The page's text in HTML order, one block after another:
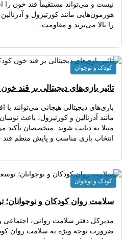
نیست و می‌تواند مستقیماً قند خون
هورمون‌هایی مانند کورتیزول و
را بالا می‌برند و مقاومت…
تاثیر بازی‌های دیجیتالی بر قند
بازی‌های دیجیتالی هیجانی می‌توانند
مانند آدرنالین و کورتیزول، باعث
مبتلا به دیابت شوند. متخصصان تأکید
انتخاب بازی مناسب و پایش منظم
کودک و نوجوان
سلامت روان کودکان و نوجوانان؛
مدیرکل دفتر سلامت روانی، اجتماعی و
ضرورت توجه ویژه به سلامت روان
کودک و نوجوان